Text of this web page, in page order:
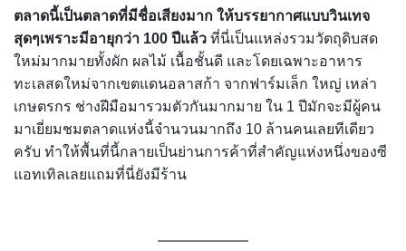
ตลาดนี้เป็นตลาดที่มีชื่อเสียงมาก ให้บรรยากาศแบบวินเทจ
สุดๆเพราะมีอายุกว่า 100 ปีแล้ว ที่นี่เป็นแหล่งรวมวัตถุดิบสด
ใหม่มากมายทั้งผัก ผลไม้ เนื้อชั้นดี และโดยเฉพาะอาหาร
ทะเลสดใหม่จากเขตแดนอลาสก้า จากฟาร์มเล็ก ใหญ่ เหล่า
เกษตรกร ช่างฝีมือมารวมตัวกันมากมาย ใน 1 ปีมักจะมีผู้คน
มาเยี่ยมชมตลาดแห่งนี้จำนวนมากถึง 10 ล้านคนเลยทีเดียว
ครับ ทำให้พื้นที่นี้กลายเป็นย่านการค้าที่สำคัญแห่งหนึ่งของซี
แอทเทิลเลยแถมที่นี่ยังมีร้าน